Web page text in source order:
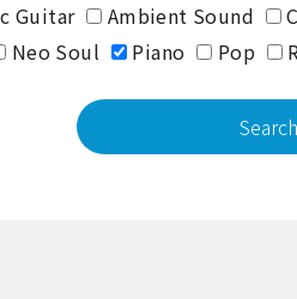
Guitar Ambient Sound
Neo Soul
Piano Pop